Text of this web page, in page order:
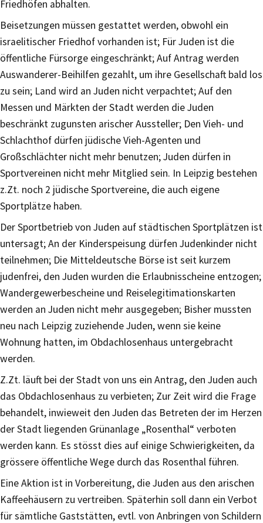
Friedhöfen abhalten.
Beisetzungen müssen gestattet werden, obwohl ein
israelitischer Friedhof vorhanden ist; Für Juden ist die
öffentliche Fürsorge eingeschränkt; Auf Antrag werden
Auswanderer-Beihilfen gezahlt, um ihre Gesellschaft bald los
zu sein; Land wird an Juden nicht verpachtet; Auf den
Messen und Märkten der Stadt werden die Juden
beschränkt zugunsten arischer Aussteller; Den Vieh- und
Schlachthof dürfen jüdische Vieh-Agenten und
Großschlächter nicht mehr benutzen; Juden dürfen in
Sportvereinen nicht mehr Mitglied sein. In Leipzig bestehen
z.Zt. noch 2 jüdische Sportvereine, die auch eigene
Sportplätze haben.
Der Sportbetrieb von Juden auf städtischen Sportplätzen ist
untersagt; An der Kinderspeisung dürfen Judenkinder nicht
teilnehmen; Die Mitteldeutsche Börse ist seit kurzem
judenfrei, den Juden wurden die Erlaubnisscheine entzogen;
Wandergewerbescheine und Reiselegitimationskarten
werden an Juden nicht mehr ausgegeben; Bisher mussten
neu nach Leipzig zuziehende Juden, wenn sie keine
Wohnung hatten, im Obdachlosenhaus untergebracht
werden.
Z.Zt. läuft bei der Stadt von uns ein Antrag, den Juden auch
das Obdachlosenhaus zu verbieten; Zur Zeit wird die Frage
behandelt, inwieweit den Juden das Betreten der im Herzen
der Stadt liegenden Grünanlage „Rosenthal“ verboten
werden kann. Es stösst dies auf einige Schwierigkeiten, da
grössere öffentliche Wege durch das Rosenthal führen.
Eine Aktion ist in Vorbereitung, die Juden aus den arischen
Kaffeehäusern zu vertreiben. Späterhin soll dann ein Verbot
für sämtliche Gaststätten, evtl. von Anbringen von Schildern